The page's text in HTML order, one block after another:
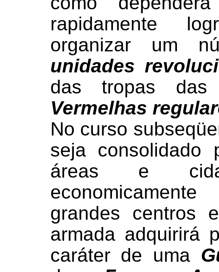
rapidamente
organizar um
unidades
das tropas
Vermelhas
No curso
seja consolidado
áreas e
grandes centros
armada adquirirá
caráter de uma